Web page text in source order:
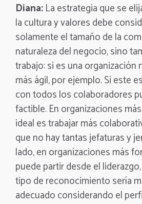
Diana:La estrategia que se
la cultura y valores debe
solamente el tamaño de la
naturaleza del negocio, sino
trabajo: si es una organización
más ágil, por ejemplo. Si este
con todos los colaboradores
factible. En organizaciones
ideal es trabajar más
que no hay tantas jefaturas y
lado, en organizaciones más
puede partir desde el
tipo de reconocimiento sería
adecuado considerando el